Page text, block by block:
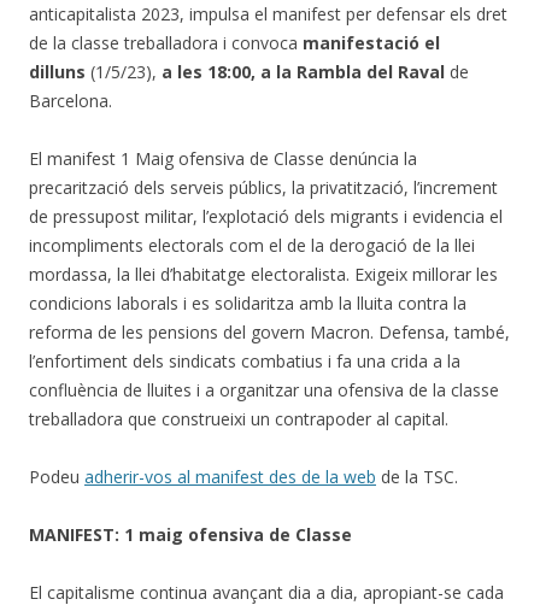
anticapitalista 2023, impulsa el manifest per defensar els dret
de la classe treballadora i convoca manifestació el
dilluns (1/5/23), a les 18:00, a la Rambla del Raval de
Barcelona.
El manifest 1 Maig ofensiva de Classe denúncia la
precarització dels serveis públics, la privatització, l’increment
de pressupost militar, l’explotació dels migrants i evidencia el
incompliments electorals com el de la derogació de la llei
mordassa, la llei d’habitatge electoralista. Exigeix millorar les
condicions laborals i es solidaritza amb la lluita contra la
reforma de les pensions del govern Macron. Defensa, també,
l’enfortiment dels sindicats combatius i fa una crida a la
confluència de lluites i a organitzar una ofensiva de la classe
treballadora que construeixi un contrapoder al capital.
Podeu adherir-vos al manifest des de la web de la TSC.
MANIFEST: 1 maig ofensiva de Classe
El capitalisme continua avançant dia a dia, apropiant-se cada